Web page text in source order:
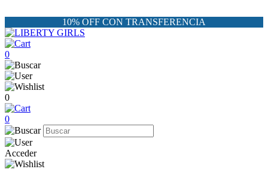
10% OFF CON TRANSFERENCIA
0
0
0
Acceder